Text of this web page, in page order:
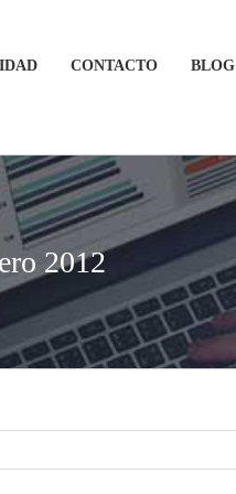
CONTACTO BLOG
2012